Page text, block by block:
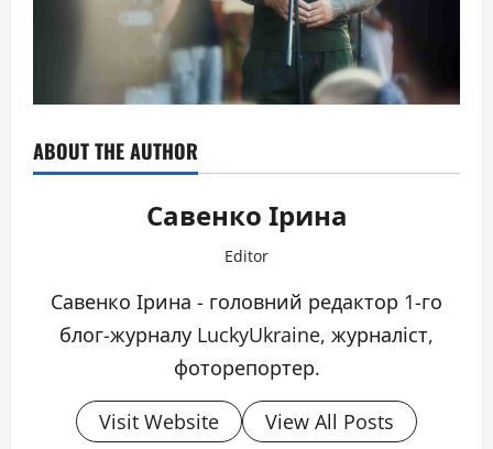
ABOUT THE AUTHOR
Савенко Ірина
Editor
Савенко Ірина - головний редактор 1-го
блог-журналу LuckyUkraine, журналіст,
фоторепортер.
Visit Website View All Posts